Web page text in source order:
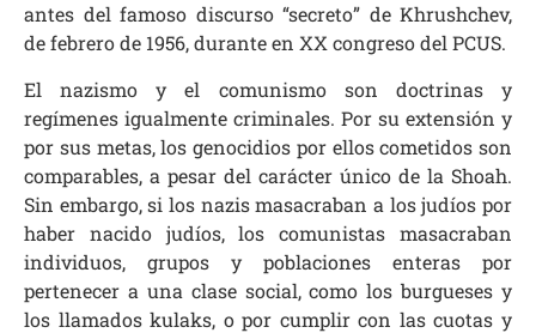
antes del famoso discurso “secreto” de Khrushchev,
de febrero de 1956, durante en XX congreso del PCUS.
El nazismo y el comunismo son doctrinas y
regímenes igualmente criminales. Por su extensión y
por sus metas, los genocidios por ellos cometidos son
comparables, a pesar del carácter único de la Shoah.
Sin embargo, si los nazis masacraban a los judíos por
haber nacido judíos, los comunistas masacraban
individuos, grupos y poblaciones enteras por
pertenecer a una clase social, como los burgueses y
los llamados kulaks, o por cumplir con las cuotas y